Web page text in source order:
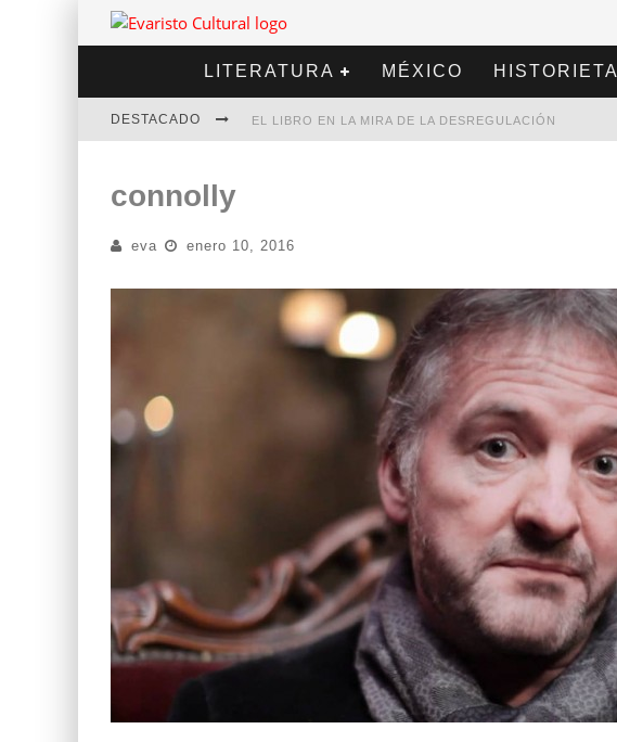
LITERATURA MÉXICO HISTORIETA
DESTACADO EL LIBRO EN LA MIRA DE LA DESREGULACIÓN
ALEJANDRA CORREA | LA NIEVE
connolly
eva enero 10, 2016